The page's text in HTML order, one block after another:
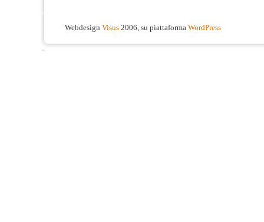
Webdesign Visus 2006, su piattaforma WordPress